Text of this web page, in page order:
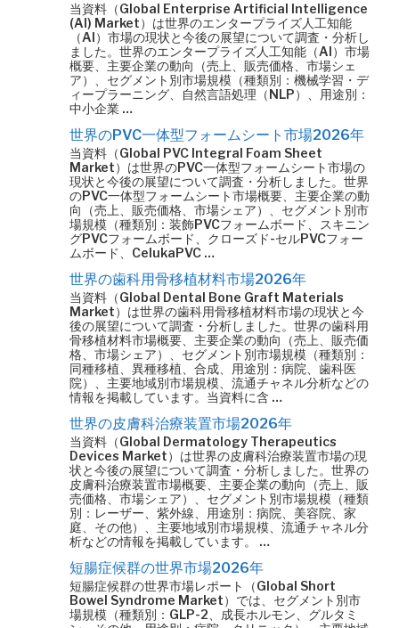
当資料（Global Enterprise Artificial Intelligence
(AI) Market）は世界のエンタープライズ人工知能
（AI）市場の現状と今後の展望について調査・分析し
ました。世界のエンタープライズ人工知能（AI）市場
概要、主要企業の動向（売上、販売価格、市場シェ
ア）、セグメント別市場規模（種類別：機械学習・デ
ィープラーニング、自然言語処理（NLP）、用途別：
中小企業 …
世界のPVC一体型フォームシート市場2026年
当資料（Global PVC Integral Foam Sheet
Market）は世界のPVC一体型フォームシート市場の
現状と今後の展望について調査・分析しました。世界
のPVC一体型フォームシート市場概要、主要企業の動
向（売上、販売価格、市場シェア）、セグメント別市
場規模（種類別：装飾PVCフォームボード、スキニン
グPVCフォームボード、クローズド-セルPVCフォー
ムボード、CelukaPVC …
世界の歯科用骨移植材料市場2026年
当資料（Global Dental Bone Graft Materials
Market）は世界の歯科用骨移植材料市場の現状と今
後の展望について調査・分析しました。世界の歯科用
骨移植材料市場概要、主要企業の動向（売上、販売価
格、市場シェア）、セグメント別市場規模（種類別：
同種移植、異種移植、合成、用途別：病院、歯科医
院）、主要地域別市場規模、流通チャネル分析などの
情報を掲載しています。当資料に含 …
世界の皮膚科治療装置市場2026年
当資料（Global Dermatology Therapeutics
Devices Market）は世界の皮膚科治療装置市場の現
状と今後の展望について調査・分析しました。世界の
皮膚科治療装置市場概要、主要企業の動向（売上、販
売価格、市場シェア）、セグメント別市場規模（種類
別：レーザー、紫外線、用途別：病院、美容院、家
庭、その他）、主要地域別市場規模、流通チャネル分
析などの情報を掲載しています。 …
短腸症候群の世界市場2026年
短腸症候群の世界市場レポート（Global Short
Bowel Syndrome Market）では、セグメント別市
場規模（種類別：GLP-2、成長ホルモン、グルタミ